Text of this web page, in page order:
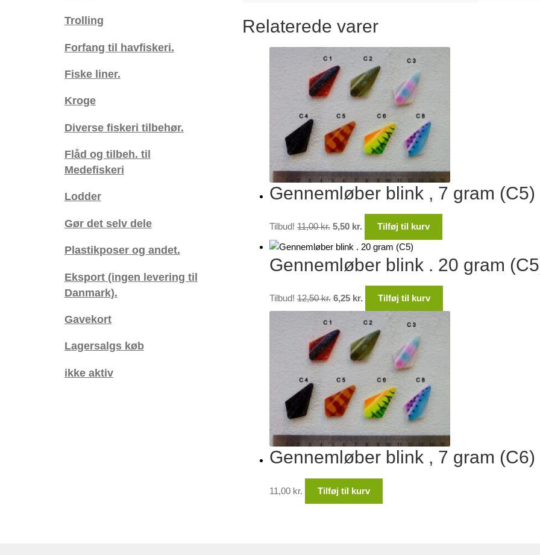
Relaterede varer
Gennemløber blink , 7 gram (C5)
Tilbud! 11,00kr.
pris
var:
5,50 kr.
pris
er:
Tilføj til kurv
Gennemløber blink . 20 gram
Tilbud! 12,50kr.
var:
12,50 kr..
6,25 kr.
pris
er:
6,25 kr..
Tilføj til kurv
Gennemløber blink , 7 gram (C6)
11,00 kr. Tilføj til kurv
Trolling
Forfang til havfiskeri.
Fiske liner.
Kroge
Diverse fiskeri tilbehør.
Flåd og tilbeh. til
Medefiskeri
Lodder
Gør det selv dele
Plastikposer og andet.
Eksport (ingen levering til
Danmark).
Gavekort
Lagersalgs køb
ikke aktiv